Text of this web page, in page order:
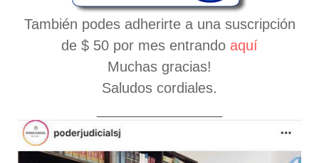
También podes adherirte a una suscripción
de $ 50 por mes entrando aquí
Muchas gracias!
Saludos cordiales.